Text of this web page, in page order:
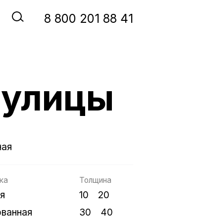
‭8‬ ‭800‬ ‭201 88 41‬
Толщина
10
20
30
40